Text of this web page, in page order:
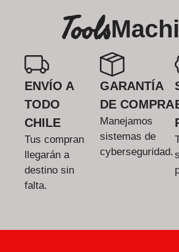
Tools
ENVÍO A
TODO
CHILE
Tus compran
llegarán a
destino sin
falta.
GARANTÍA
DE COMPRA
Manejamos
sistemas de
cyberseguridad.